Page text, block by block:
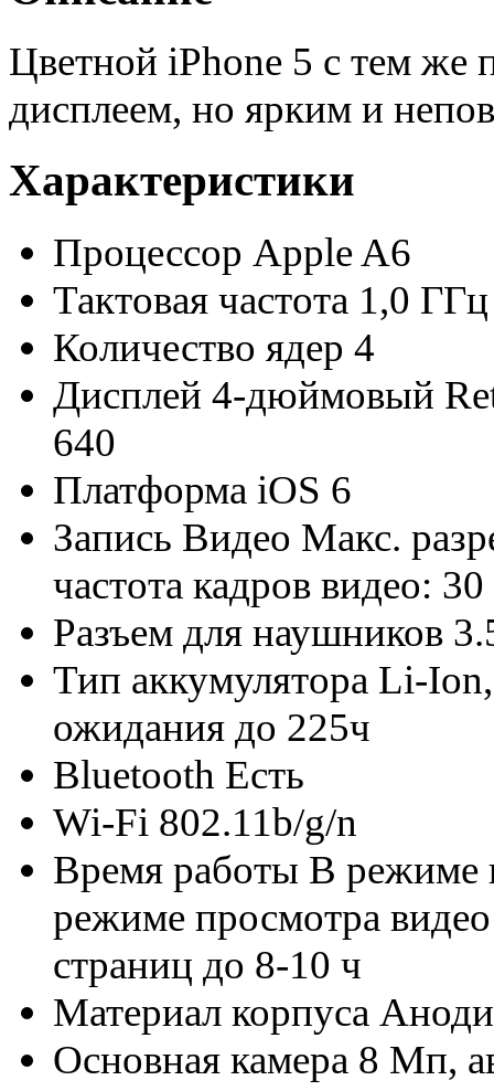
Цветной iPhone 5 с тем же
дисплеем, но ярким и
Характеристики
Процессор Apple A6
Тактовая частота 1,0 ГГц
Количество ядер 4
Дисплей 4-дюймовый
640
Платформа iOS 6
Запись Видео Макс.
частота кадров видео:
Разъем для наушников
Тип аккумулятора Li-
ожидания до 225ч
Bluetooth Есть
Wi-Fi 802.11b/g/n
Время работы В режиме
режиме просмотра
страниц до 8-10 ч
Материал корпуса
Основная камера 8 Мп,